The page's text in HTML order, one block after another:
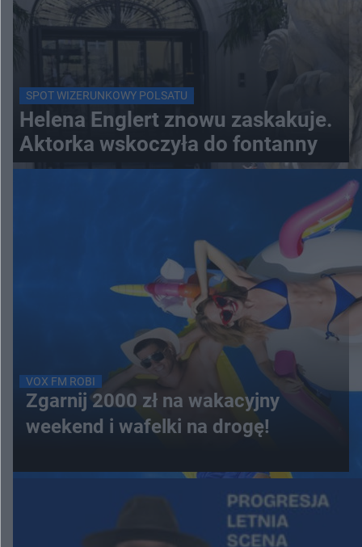
SPOT WIZERUNKOWY POLSATU
Helena Englert znowu zaskakuje.
Aktorka wskoczyła do fontanny
VOX FM ROBI
Zgarnij 2000 zł na wakacyjny
weekend i wafelki na drogę!